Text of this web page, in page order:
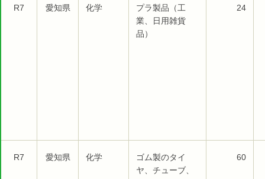
R7 愛知県 化学
プラ製品（工
業、日用雑貨
品）
24
R7 愛知県 化学
ゴム製のタイ
ヤ、チューブ、
60